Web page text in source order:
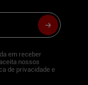
em receber
nossos
de privacidade e